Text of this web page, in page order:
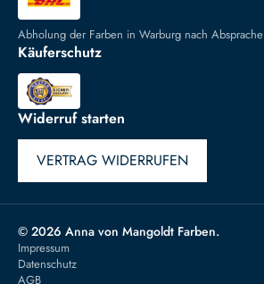
Abholung der Farben in Warburg nach Absprache
Käuferschutz
Widerruf starten
VERTRAG WIDERRUFEN
© 2026 Anna von Mangoldt Farben.
Impressum
Datenschutz
AGB